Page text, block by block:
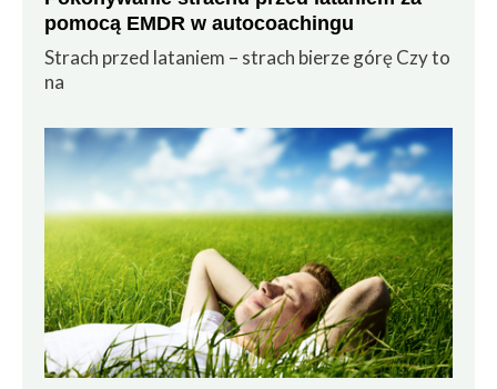
pomocą EMDR w autocoachingu
Strach przed lataniem – strach bierze górę Czy to
na